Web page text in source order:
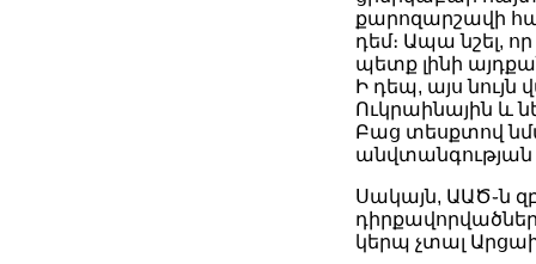
քարոզարշավի
դեմ։ Ապա նշել,
պետք լինի
Ի դեպ, այս
Ուկրաինային և
Բաց տեսքտով
Սակայն, ԱԱԾ֊ն
կերպ չտալ